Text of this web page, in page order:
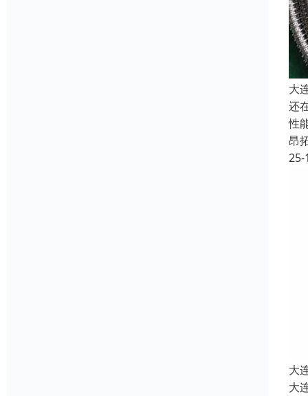
大
还
性
昂
25-
大
大